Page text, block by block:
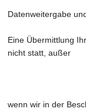
Datenweitergabe
Eine Übermittlung
nicht statt, außer
wenn wir in der